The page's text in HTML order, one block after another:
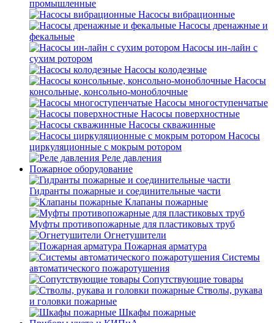
промышленные
Насосы вибрационные
Насосы дренажные и
фекальные
Насосы ин-лайн с
сухим ротором
Насосы колодезные
Насосы
консольные, консольно-моноблочные
Насосы многоступенчатые
Насосы поверхностные
Насосы скважинные
Насосы
циркуляционные с мокрым ротором
Реле давления
Пожарное оборудование
Гидранты пожарные и соединительные части
Клапаны пожарные
Муфты противопожарные для пластиковых труб
Огнетушители
Пожарная арматура
Системы
автоматического пожаротушения
Сопутствующие товары
Стволы, рукава
и головки пожарные
Шкафы пожарные